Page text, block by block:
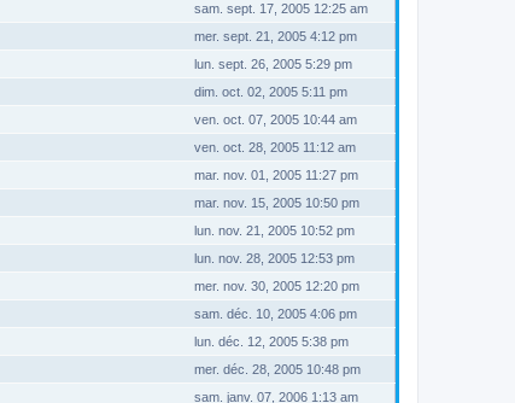
sam. sept. 17, 2005 12:25 am
mer. sept. 21, 2005 4:12 pm
lun. sept. 26, 2005 5:29 pm
dim. oct. 02, 2005 5:11 pm
ven. oct. 07, 2005 10:44 am
ven. oct. 28, 2005 11:12 am
mar. nov. 01, 2005 11:27 pm
mar. nov. 15, 2005 10:50 pm
lun. nov. 21, 2005 10:52 pm
lun. nov. 28, 2005 12:53 pm
mer. nov. 30, 2005 12:20 pm
sam. déc. 10, 2005 4:06 pm
lun. déc. 12, 2005 5:38 pm
mer. déc. 28, 2005 10:48 pm
sam. janv. 07, 2006 1:13 am